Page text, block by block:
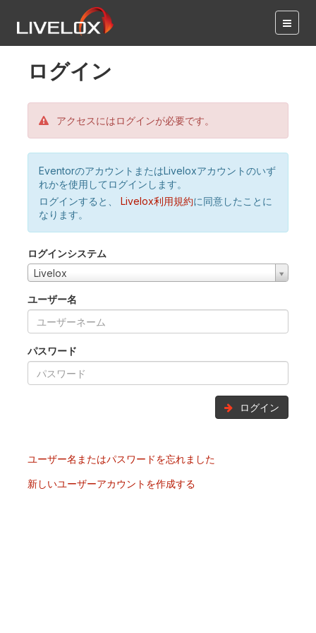
ログイン
アクセスにはログインが必要です。
EventorのアカウントまたはLiveloxアカウントのいず
れかを使用してログインします。
ログインすると、
Livelox利用規約に同意したことに
なります。
ログインシステム
Livelox
ユーザー名
パスワード
ログイン
ユーザー名またはパスワードを忘れました
新しいユーザーアカウントを作成する